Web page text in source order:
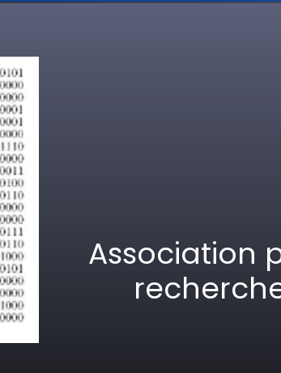
Association